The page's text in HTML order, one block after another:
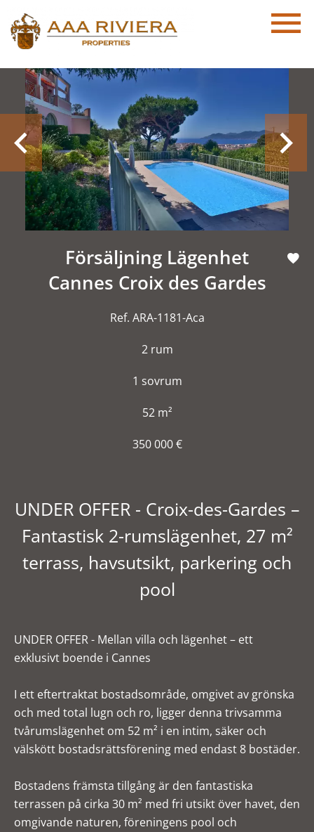
Försäljning Lägenhet
Cannes Croix des Gardes
Ref. ARA-1181-Aca
2 rum
1 sovrum
52 m²
350 000 €
UNDER OFFER - Croix-des-Gardes –
Fantastisk 2-rumslägenhet, 27 m²
terrass, havsutsikt, parkering och
pool
UNDER OFFER - Mellan villa och lägenhet – ett
exklusivt boende i Cannes
I ett eftertraktat bostadsområde, omgivet av grönska
och med total lugn och ro, ligger denna trivsamma
tvårumslägenhet om 52 m² i en intim, säker och
välskött bostadsrättsförening med endast 8 bostäder.
Bostadens främsta tillgång är den fantastiska
terrassen på cirka 30 m² med fri utsikt över havet, den
omgivande naturen, föreningens pool och